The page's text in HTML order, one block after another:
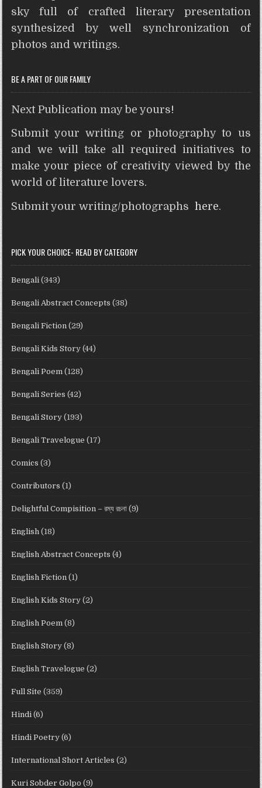
A
p
p
o
o
k
e
r
r
e
s
n
g
e
t
sky full of crafted literary presentation
synthesized by well synchronization of
photos and writings.
BE A PART OF OUR FAMILY
Next Publication may be yours!
Submit your writing or photography to us
and we will take all required initiatives to
make your piece of creativity viewed by the
world of literature lovers.
Submit your writing/photographshere.
PICK YOUR CHOICE- READ BY CATEGORY
Bengali (343)
Bengali Abstract Concepts (38)
Bengali Fiction (29)
Bengali Kids Story (44)
Bengali Poem (128)
Bengali Series (42)
Bengali Story (193)
Bengali Travelogue (17)
Comics (3)
Contributors (1)
Delightful Compisition – রম্য রচনা (9)
English (18)
English Abstract Concepts (4)
English Fiction (1)
English Kids Story (2)
English Poem (8)
English Story (8)
English Travelogue (2)
Full Site (359)
Hindi (6)
Hindi Poetry (6)
International Short Articles (2)
Kuri Sobder Golpo (9)